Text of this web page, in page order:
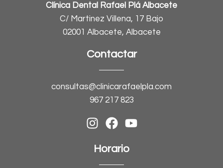
Clínica Dental Rafael Plá Albacete
C/ Martinez Villena, 17 Bajo
02001 Albacete, Albacete
Contactar
consultas@clinicarafaelpla.com
967 217 823
Horario